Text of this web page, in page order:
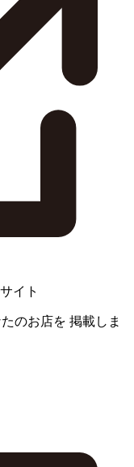
イト
のお店を 掲載しま